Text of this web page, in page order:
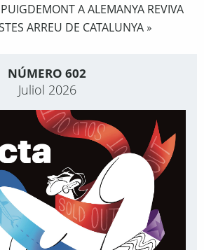
A ALEMANYA REVIVA
ARREU DE CATALUNYA»
NÚMERO 602
Juliol 2026